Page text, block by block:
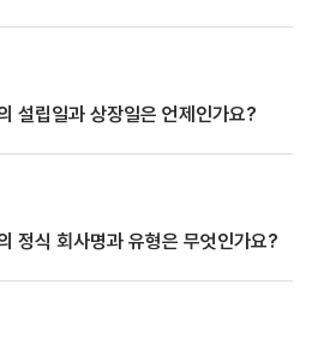
설립일과 상장일은 언제인가요?
정식 회사명과 유형은 무엇인가요?